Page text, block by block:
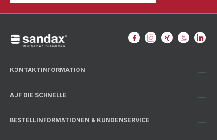
KONTAKTINFORMATION
AUF DIE SCHNELLE
BESTELLINFORMATIONEN & KUNDENSERVICE